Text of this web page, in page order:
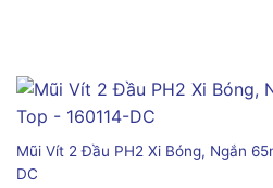
Mũi Vít 2 Đầu PH2 Xi Bóng, Ngắn
DC